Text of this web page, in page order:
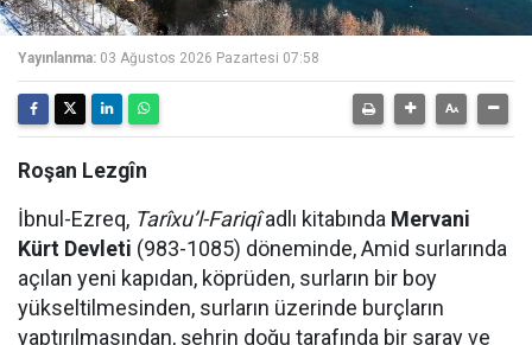
Yayınlanma: 03 Ağustos 2026 Pazartesi 07:58
Roşan Lezgîn
İbnul-Ezreq, Tarîxu’l-Fariqîadlı kitabında Mervani
Kürt Devleti (983-1085) döneminde, Amid surlarında
açılan yeni kapıdan, köprüden, surların bir boy
yükseltilmesinden, surların üzerinde burçların
yaptırılmasından, şehrin doğu tarafında bir saray ve